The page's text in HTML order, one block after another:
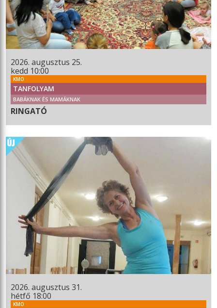
2026. augusztus 25.
kedd 10:00
KMO
TANFOLYAM
BABÁKNAK ÉS MAMÁKNAK
RINGATÓ
2026. augusztus 31.
hétfő 18:00
KMO